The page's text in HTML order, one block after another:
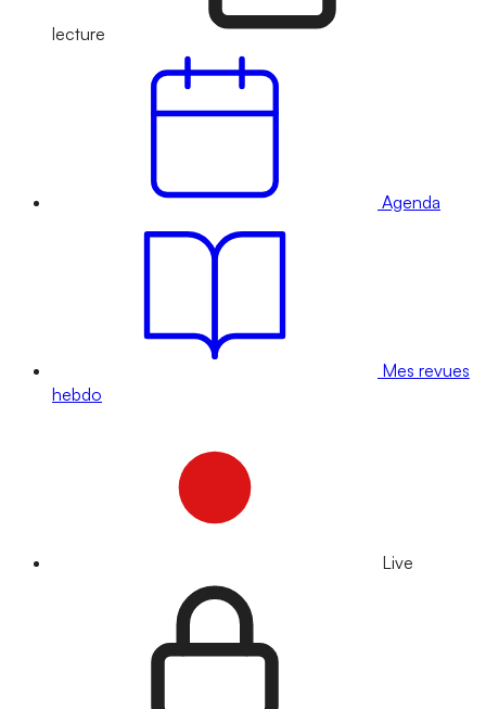
lecture
Agenda
Mes revues
hebdo
Live